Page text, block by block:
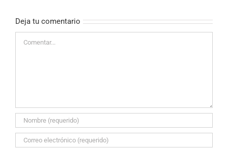
Deja tu comentario